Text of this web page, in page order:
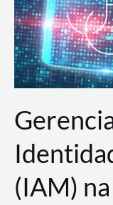
(IAM)